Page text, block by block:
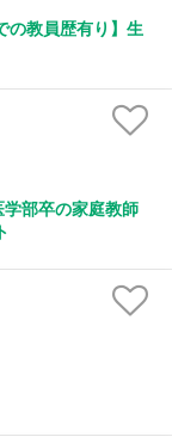
の教員歴有り】生
部卒の家庭教師